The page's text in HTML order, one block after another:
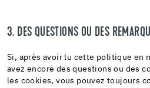
3. DES QUESTIONS OU DES
Si, après avoir lu cette politique en
avez encore des questions ou des
les cookies, vous pouvez toujours